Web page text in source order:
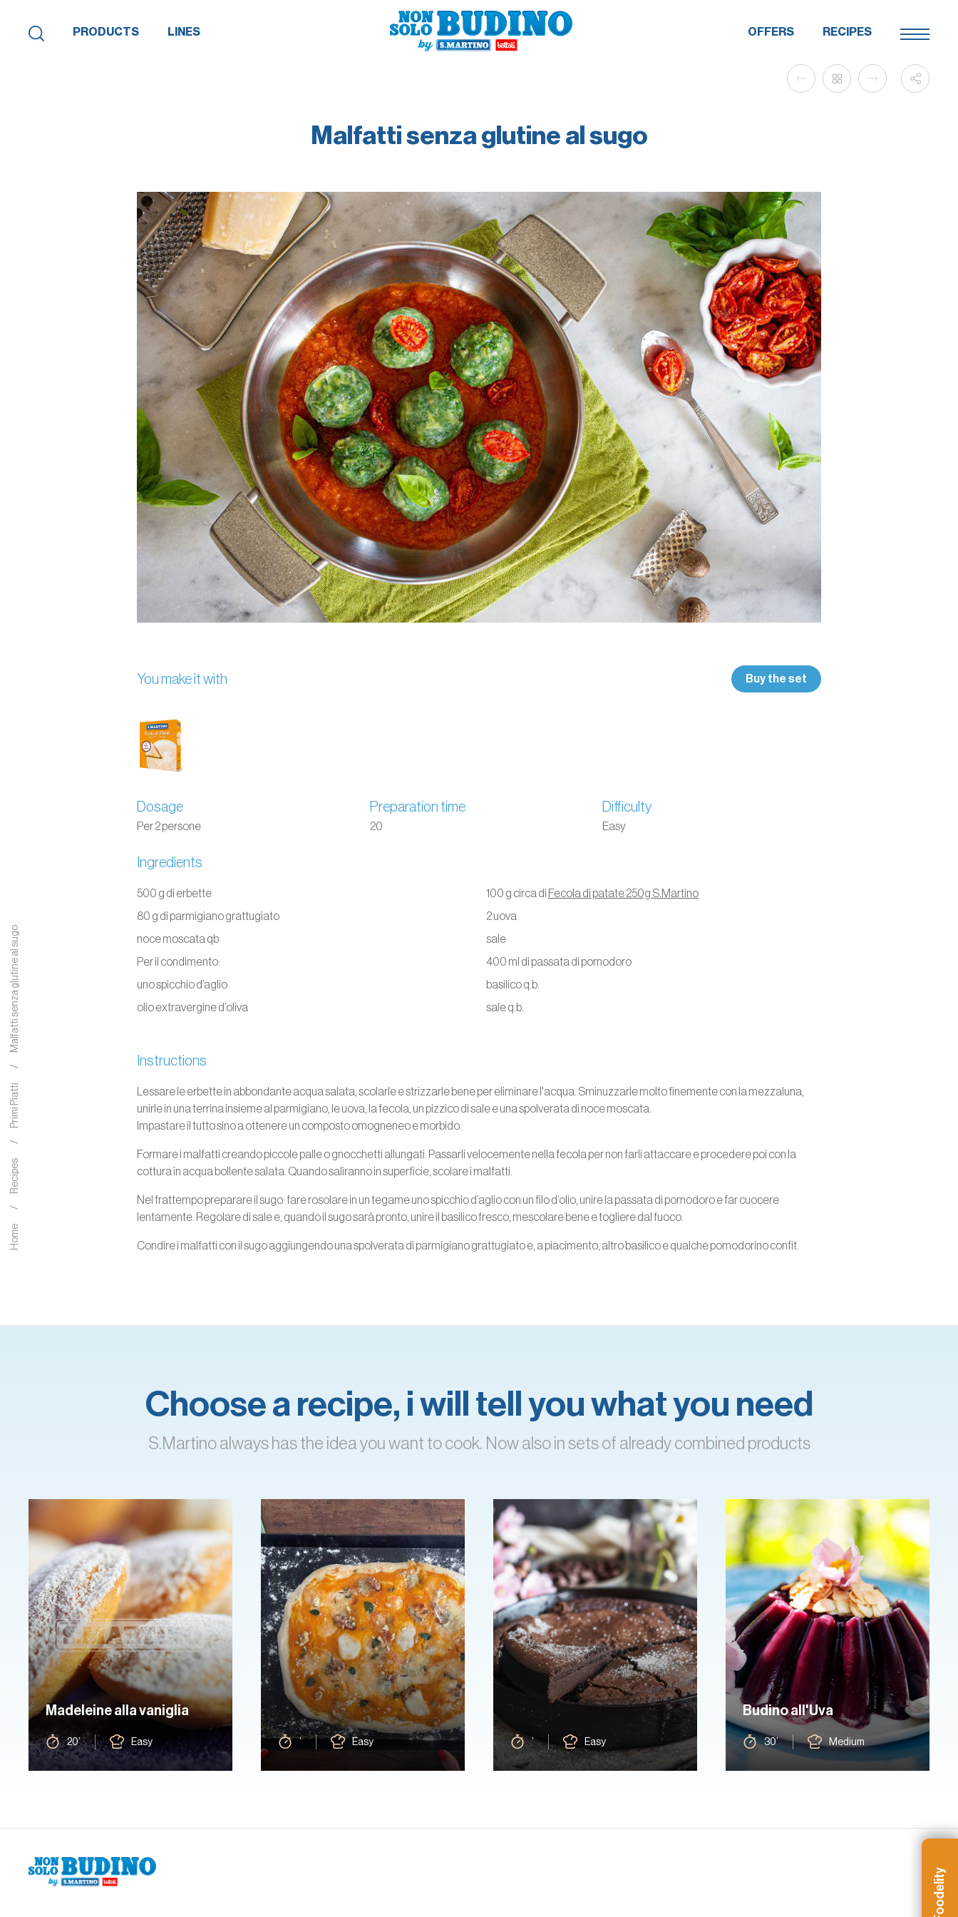
PRODUCTS LINES OFFERS RECIPES
Home
Recipes
Primi Piatti
Malfatti senza glutine al sugo
Malfatti senza glutine al sugo
You make it with Buy the set
Dosage
Per 2 persone
Preparation time
20
Difficulty
Easy
Ingredients
500 g di erbette 100 g circa di Fecola di patate 250g S.Martino
80 g di parmigiano grattugiato
2 uova
noce moscata qb
sale
Per il condimento:
400 ml di passata di pomodoro
uno spicchio d’aglio
basilico q.b.
olio extravergine d’oliva
sale q.b.
Instructions
Lessare le erbette in abbondante acqua salata, scolarle e strizzarle bene per eliminare l'acqua. Sminuzzarle molto finemente con la mezzaluna,
unirle in una terrina insieme al parmigiano, le uova, la fecola, un pizzico di sale e una spolverata di noce moscata.
Impastare il tutto sino a ottenere un composto omogneneo e morbido.
Formare i malfatti creando piccole palle o gnocchetti allungati. Passarli velocemente nella fecola per non farli attaccare e procedere poi con la
cottura in acqua bollente salata. Quando saliranno in superficie, scolare i malfatti.
Nel frattempo preparare il sugo: fare rosolare in un tegame uno spicchio d’aglio con un filo d’olio, unire la passata di pomodoro e far cuocere
lentamente. Regolare di sale e, quando il sugo sarà pronto, unire il basilico fresco, mescolare bene e togliere dal fuoco.
Condire i malfatti con il sugo aggiungendo una spolverata di parmigiano grattugiato e, a piacimento, altro basilico e qualche pomodorino confit.
Choose a recipe, i will tell you what you need
S.Martino always has the idea you want to cook. Now also in sets of already combined products
Madeleine alla vaniglia
20’ Easy ’ Easy ’ Easy
Budino all'Uva
30’ Medium